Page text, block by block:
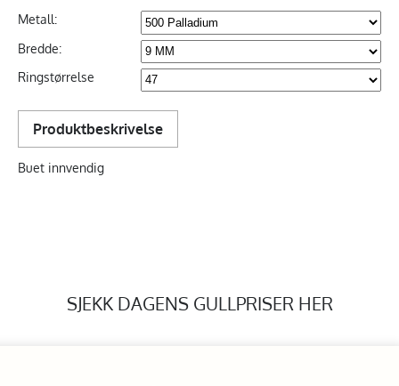
Metall:
Bredde:
Ringstørrelse
Produktbeskrivelse
Buet innvendig
SJEKK DAGENS GULLPRISER HER